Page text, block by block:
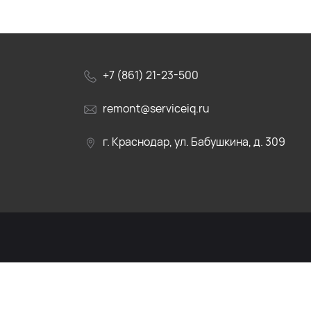
+7 (861) 21-23-500
remont@serviceiq.ru
г. Краснодар, ул. Бабушкина, д. 309